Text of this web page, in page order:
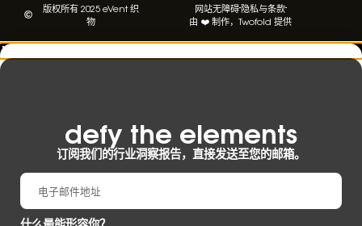
版权所有 2025 eVent 织
物
网站无障碍隐私与条款
由 ❤️ 制作，Twofold 提供
defy the elements​
订阅我们的行业洞察报告，直接发送至您的邮箱。